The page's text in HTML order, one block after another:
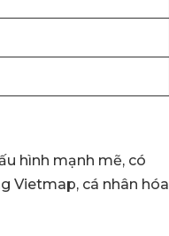
hình mạnh mẽ, có
Vietmap, cá nhân hóa